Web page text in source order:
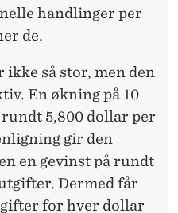
handlinger per
de.
ikke så stor, men den
En økning på 10
5,800 dollar per
gir den
en gevinst på rundt
Dermed får
for hver dollar